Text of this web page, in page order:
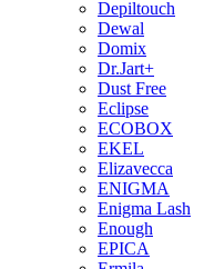
Depiltouch
Dewal
Domix
Dr.Jart+
Dust Free
Eclipse
ECOBOX
EKEL
Elizavecca
ENIGMA
Enigma Lash
Enough
EPICA